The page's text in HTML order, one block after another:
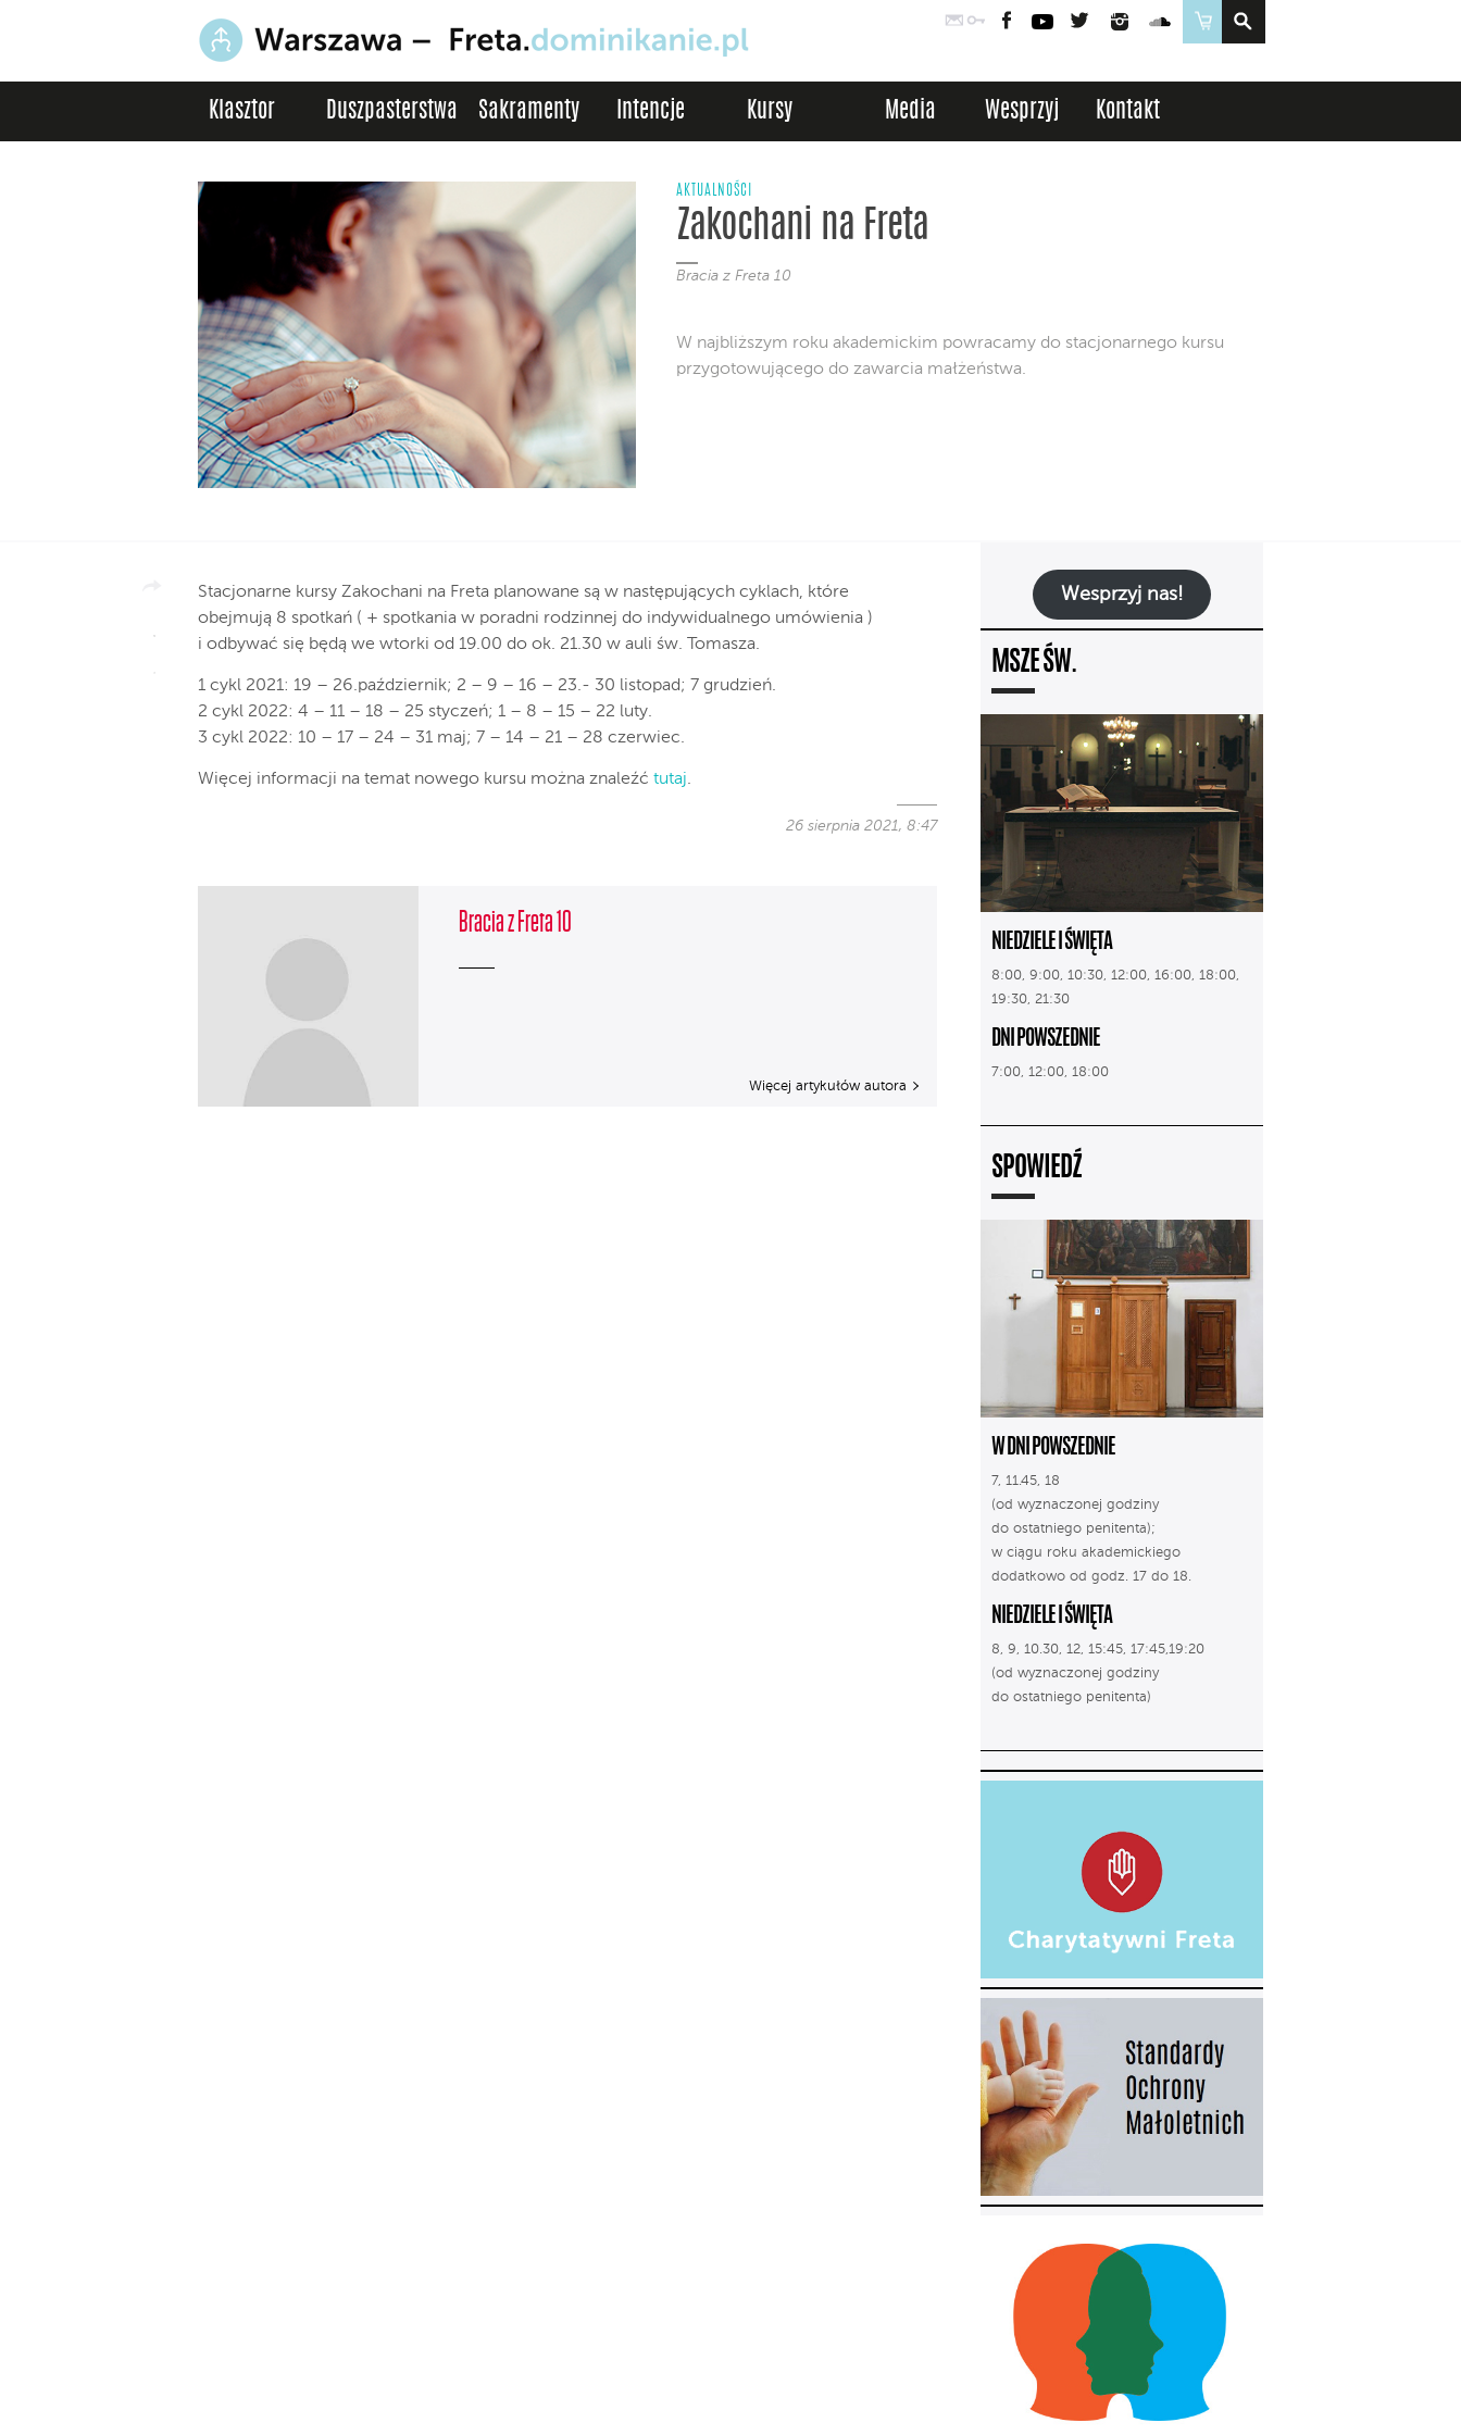
PocztaLogowanie
FacebookYouTubeTwitter InstagramSoundCloud
Sklep
Klasztor Duszpasterstwa Sakramenty Intencje Kursy Media Wesprzyj Kontakt
AKTUALNOŚCI
Zakochani na Freta
Bracia z Freta 10
W najbliższym roku akademickim powracamy do stacjonarnego kursu
przygotowującego do zawarcia małżeństwa.
Stacjonarne kursy Zakochani na Freta planowane są w następujących cyklach, które
obejmują 8 spotkań ( + spotkania w poradni rodzinnej do indywidualnego umówienia )
i odbywać się będą we wtorki od 19.00 do ok. 21.30 w auli św. Tomasza.
1 cykl 2021: 19 – 26.październik; 2 – 9 – 16 – 23.- 30 listopad; 7 grudzień.
2 cykl 2022: 4 – 11 – 18 – 25 styczeń; 1 – 8 – 15 – 22 luty.
3 cykl 2022: 10 – 17 – 24 – 31 maj; 7 – 14 – 21 – 28 czerwiec.
Więcej informacji na temat nowego kursu można znaleźć tutaj.
26 sierpnia 2021, 8:47
Bracia z Freta 10
Więcej artykułów autora
Wesprzyj nas!
MSZE ŚW.
NIEDZIELE I ŚWIĘTA
8:00, 9:00, 10:30, 12:00, 16:00, 18:00,
19:30, 21:30
DNI POWSZEDNIE
7:00, 12:00, 18:00
SPOWIEDŹ
W DNI POWSZEDNIE
7, 11.45, 18
(od wyznaczonej godziny
do ostatniego penitenta);
w ciągu roku akademickiego
dodatkowo od godz. 17 do 18.
NIEDZIELE I ŚWIĘTA
8, 9, 10.30, 12, 15:45, 17:45,19:20
(od wyznaczonej godziny
do ostatniego penitenta)